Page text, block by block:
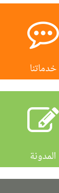
خدماتنا
المدونة